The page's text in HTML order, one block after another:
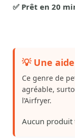
✅ Prêt en 20
💡 Une
Ce genre de
agréable,
l’Airfryer.
Aucun produit